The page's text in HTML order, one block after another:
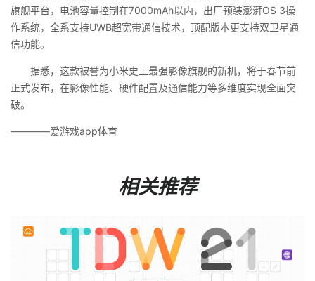
旗舰平台，电池容量控制在7000mAh以内，出厂预装澎湃OS 3操
作系统，全系支持UWB超宽带通信技术，顶配版本更支持双卫星通
信功能。
据悉，这款被誉为小米史上最强影像旗舰的新机，将于春节前
正式发布，在影像性能、硬件配置及通信能力等多维度实现全面突
破。
————爱游戏app体育
相关推荐